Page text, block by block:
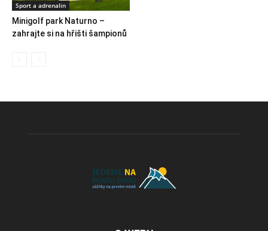
Sport a adrenalin
Minigolf park Naturno –
zahrajte si na hřišti šampionů